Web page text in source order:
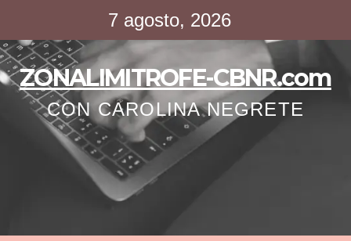
contenido
7 agosto, 2026
ZONALIMITROFE-CBNR.com
CON CAROLINA NEGRETE